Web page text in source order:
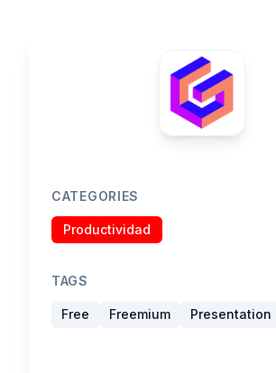
CATEGORIES
Productividad
TAGS
Free Freemium Presentation